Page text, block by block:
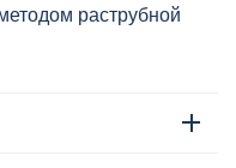
раструбной